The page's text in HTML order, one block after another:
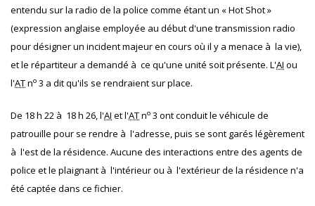
entendu sur la radio de la police comme étant un « Hot Shot »
(expression anglaise employée au début d'une transmission radio
pour désigner un incident majeur en cours où il y a menace à la vie),
et le répartiteur a demandé à ce qu'une unité soit présente. L'AI ou
l'ATno 3 a dit qu'ils se rendraient sur place.
De 18 h 22 à 18 h 26, l'AI et l'ATno 3 ont conduit le véhicule de
patrouille pour se rendre à l'adresse, puis se sont garés légèrement
à l'est de la résidence. Aucune des interactions entre des agents de
police et le plaignant à l'intérieur ou à l'extérieur de la résidence n'a
été captée dans ce fichier.